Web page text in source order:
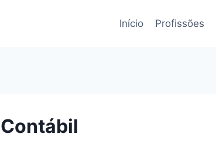
Início Profissões